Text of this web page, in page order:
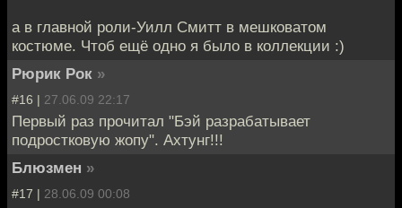
а в главной роли-Уилл Смитт в мешковатом
костюме. Чтоб ещё одно я было в коллекции :)
Рюрик Рок »
#16 | 27.06.09 22:17
Первый раз прочитал "Бэй разрабатывает
подростковую жопу". Ахтунг!!!
Блюзмен »
#17 | 28.06.09 00:08